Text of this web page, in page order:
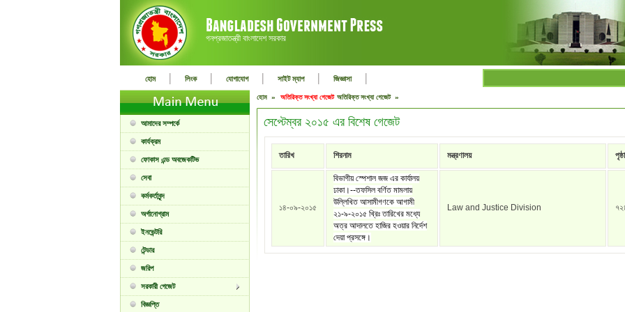
গনপ্রজাতন্ত্রী বাংলাদেশ সরকার
হোম | লিংক | যোগাযোগ | সাইট ম্যাপ | জিজ্ঞাসা |
আমাদের সম্পর্কে
কার্যক্রম
ফোকাস এন্ড অবজেকটিভ
সেবা
কর্মকর্তাবৃন্দ
অর্গানোগ্রাম
ইনভেন্টরি
টেন্ডার
জরিপ
সরকারী গেজেট
বিজ্ঞপ্তি
হোম » অতিরিক্ত সংখ্যা গেজেট অতিরিক্ত সংখ্যা গেজেট »
সেপ্টেম্বর ২০১৫ এর বিশেষ গেজেট
তারিখ শিরনাম মন্ত্রণালয় পৃষ্ঠা
১৪-০৯-২০১৫
বিভাগীয় স্পেশাল জজ এর কার্যালয়
ঢাকা।--তফসিল বর্ণিত মামলায়
উল্লিখিত আসামীগণকে আগামী
২১-৯-২০১৫ খ্রিঃ তারিখের মধ্যে
অত্র আদালতে হাজির হওয়ার নির্দেশ
দেয়া প্রসঙ্গে।
Law and Justice Division